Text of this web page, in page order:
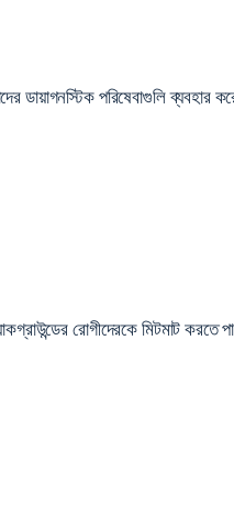
পরিষেবাগুলি ব্যবহার
রোগীদেরকে মিটমাট করতে